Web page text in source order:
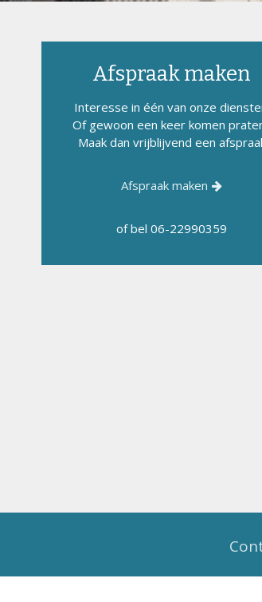
Afspraak maken
Interesse in één van onze
Of gewoon een keer komen
Maak dan vrijblijvend een
Afspraak maken
of bel 06-22990359